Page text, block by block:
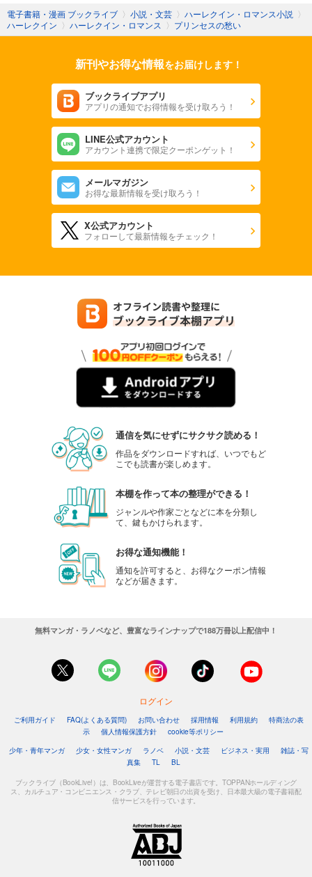
電子書籍・漫画 ブックライブ 〉 小説・文芸 〉 ハーレクイン・ロマンス小説 〉
ハーレクイン 〉 ハーレクイン・ロマンス 〉 プリンセスの愁い
新刊やお得な情報をお届けします！
ブックライブアプリ
アプリの通知でお得情報を受け取ろう！
LINE公式アカウント
アカウント連携で限定クーポンゲット！
メールマガジン
お得な最新情報を受け取ろう！
X公式アカウント
フォローして最新情報をチェック！
通信を気にせずにサクサク読める！
作品をダウンロードすれば、いつでもど
こでも読書が楽しめます。
本棚を作って本の整理ができる！
ジャンルや作家ごとなどに本を分類し
て、鍵もかけられます。
お得な通知機能！
通知を許可すると、お得なクーポン情報
などが届きます。
無料マンガ・ラノベなど、豊富なラインナップで188万冊以上配信中！
ログイン
ご利用ガイド FAQ(よくある質問) お問い合わせ 採用情報 利用規約
特商法の表
示
個人情報保護方針
cookie等ポリシー
少年・青年マンガ
少女・女性マンガ ラノベ 小説・文芸 ビジネス・実用
雑誌・写
真集
TL BL
ブックライブ（BookLive!）は、BookLiveが運営する電子書店です。TOPPANホールディング
ス、カルチュア・コンビニエンス・クラブ、テレビ朝日の出資を受け、日本最大級の電子書籍配
信サービスを行っています。